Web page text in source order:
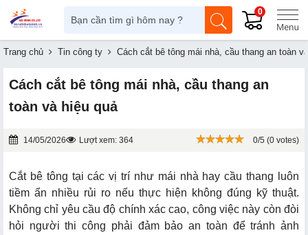
0
Trang chủ Tin công ty Cách cắt bê tông mái nhà, cầu thang an toàn
Cách cắt bê tông mái nhà, cầu thang an
toàn và hiệu quả
14/05/2026 Lượt xem: 364 0/5 (0 votes)
Cắt bê tông tại các vị trí như mái nhà hay cầu thang luôn
tiềm ẩn nhiều rủi ro nếu thực hiện không đúng kỹ thuật.
Không chỉ yêu cầu độ chính xác cao, công việc này còn đòi
hỏi người thi công phải đảm bảo an toàn để tránh ảnh